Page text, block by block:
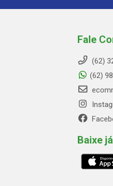
Fale
(62)
(62)
Baixe